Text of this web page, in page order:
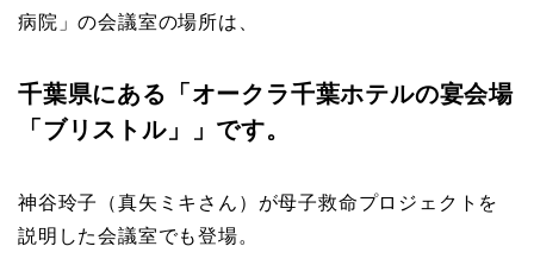
病院」の会議室の場所は、
千葉県にある「オークラ千葉ホテルの宴会場
「ブリストル」」です。
神谷玲子（真矢ミキさん）が母子救命プロジェクトを
説明した会議室でも登場。